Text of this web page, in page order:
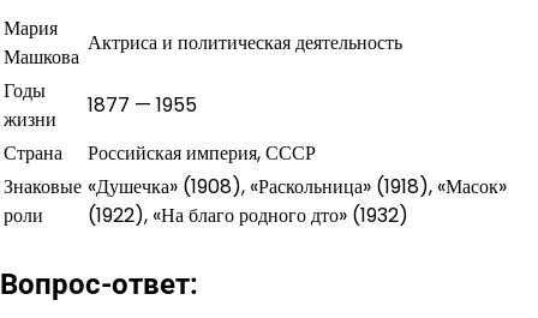
Мария
Машкова
Актриса и политическая деятельность
Годы
жизни
1877 — 1955
Страна
Российская империя, СССР
Знаковые
роли
«Душечка» (1908), «Раскольница» (1918), «Масок»
(1922), «На благо родного дто» (1932)
Вопрос-ответ: